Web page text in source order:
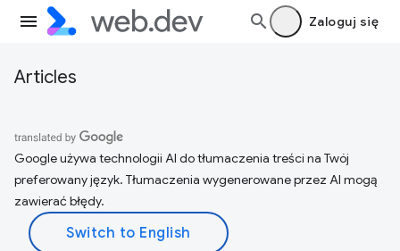
Zaloguj się
Articles
Google używa technologii AI do tłumaczenia treści na Twój
preferowany język. Tłumaczenia wygenerowane przez AI mogą
zawierać błędy.